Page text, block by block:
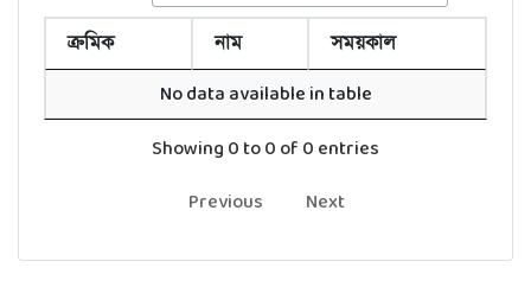
ক্রমিক নাম সময়কাল
No data available in table
Showing 0 to 0 of 0 entries
Previous
Next